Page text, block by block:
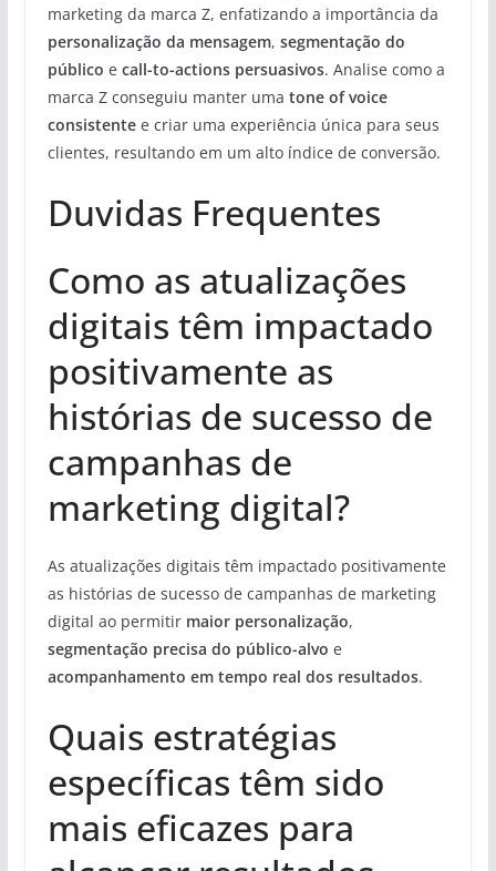
marketing da marca Z, enfatizando a importância da
personalização da mensagem, segmentação do
público e call-to-actions persuasivos. Analise como a
marca Z conseguiu manter uma tone of voice
consistentee criar uma experiência única para seus
clientes, resultando em um alto índice de conversão.
Duvidas Frequentes
Como as atualizações
digitais têm impactado
positivamente as
histórias de sucesso de
campanhas de
marketing digital?
As atualizações digitais têm impactado positivamente
as histórias de sucesso de campanhas de marketing
digital ao permitir maior personalização,
segmentação precisa do público-alvo e
acompanhamento em tempo real dos resultados.
Quais estratégias
específicas têm sido
mais eficazes para